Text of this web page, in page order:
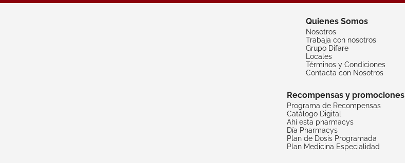
Quienes Somos
Nosotros
Trabaja con nosotros
Grupo Difare
Locales
Términos y Condiciones
Contacta con Nosotros
Recompensas y promociones
Programa de Recompensas
Catálogo Digital
Ahí esta pharmacys
Día Pharmacys
Plan de Dosis Programada
Plan Medicina Especialidad